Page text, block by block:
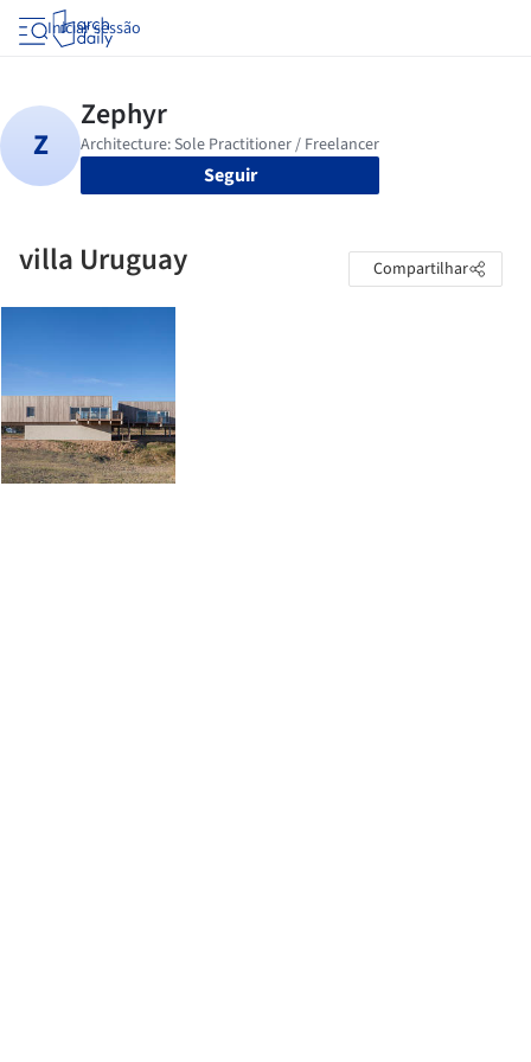
Iniciar sessão
Seguir
villa Uruguay Compartilhar